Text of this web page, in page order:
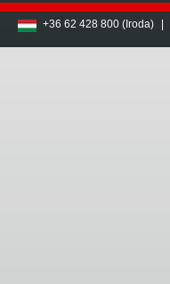
+36 62 428 800 (Iroda)